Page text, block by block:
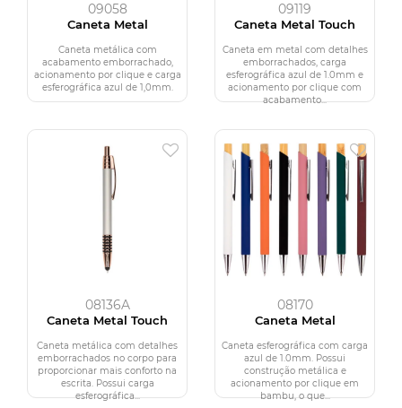
09058
Caneta Metal
Caneta metálica com
acabamento emborrachado,
acionamento por clique e carga
esferográfica azul de 1,0mm.
09119
Caneta Metal Touch
Caneta em metal com detalhes
emborrachados, carga
esferográfica azul de 1.0mm e
acionamento por clique com
acabamento...
08136A
Caneta Metal Touch
Caneta metálica com detalhes
emborrachados no corpo para
proporcionar mais conforto na
escrita. Possui carga
esferográfica...
08170
Caneta Metal
Caneta esferográfica com carga
azul de 1.0mm. Possui
construção metálica e
acionamento por clique em
bambu, o que...